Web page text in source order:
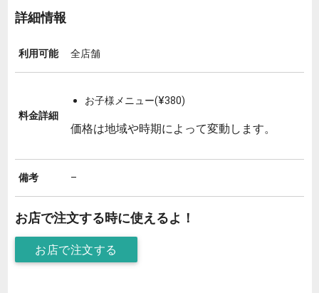
詳細情報
利用可能 全店舗
料金詳細
お子様メニュー(¥380)
価格は地域や時期によって変動します。
備考 –
お店で注文する時に使えるよ！
お店で注文する